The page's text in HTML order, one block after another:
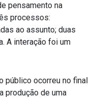
pensamento na
processos:
ao assunto; duas
A interação foi um
público ocorreu no final
produção de uma